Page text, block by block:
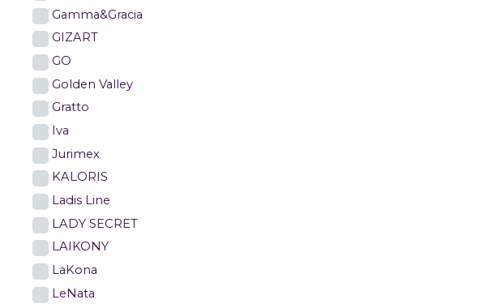
Gamma&Gracia
GIZART
GO
Golden Valley
Gratto
Iva
Jurimex
KALORIS
Ladis Line
LADY SECRET
LAIKONY
LaKona
LeNata